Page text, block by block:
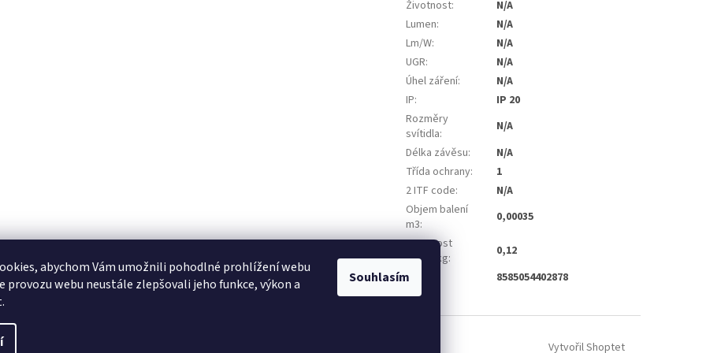
abychom Vám umožnili pohodlné prohlížení webu
provozu webu neustále zlepšovali jeho funkce, výkon a
Souhlasím
Životnost:
N/A
Lumen:
N/A
Lm/W:
N/A
UGR:
N/A
Úhel záření:
N/A
IP:
IP 20
Rozměry
svítidla:
N/A
Délka závěsu:
N/A
Třída ochrany:
1
2 ITF code:
N/A
Objem balení
m3:
0,00035
Hmotnost
balení kg:
0,12
EAN
8585054402878
Vytvořil Shoptet
Upravit nastavení cookies